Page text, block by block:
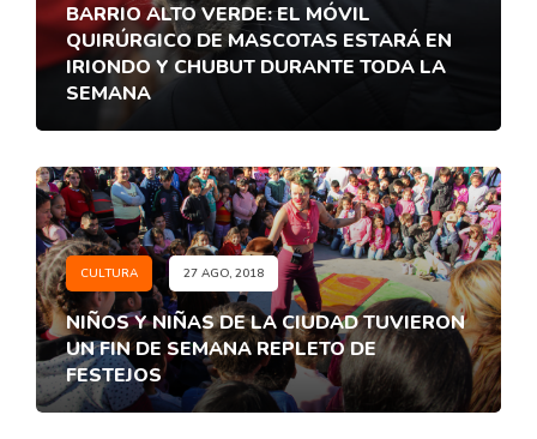
BARRIO ALTO VERDE: EL MÓVIL
QUIRÚRGICO DE MASCOTAS ESTARÁ EN
IRIONDO Y CHUBUT DURANTE TODA LA
SEMANA
CULTURA 27 AGO, 2018
NIÑOS Y NIÑAS DE LA CIUDAD TUVIERON
UN FIN DE SEMANA REPLETO DE
FESTEJOS